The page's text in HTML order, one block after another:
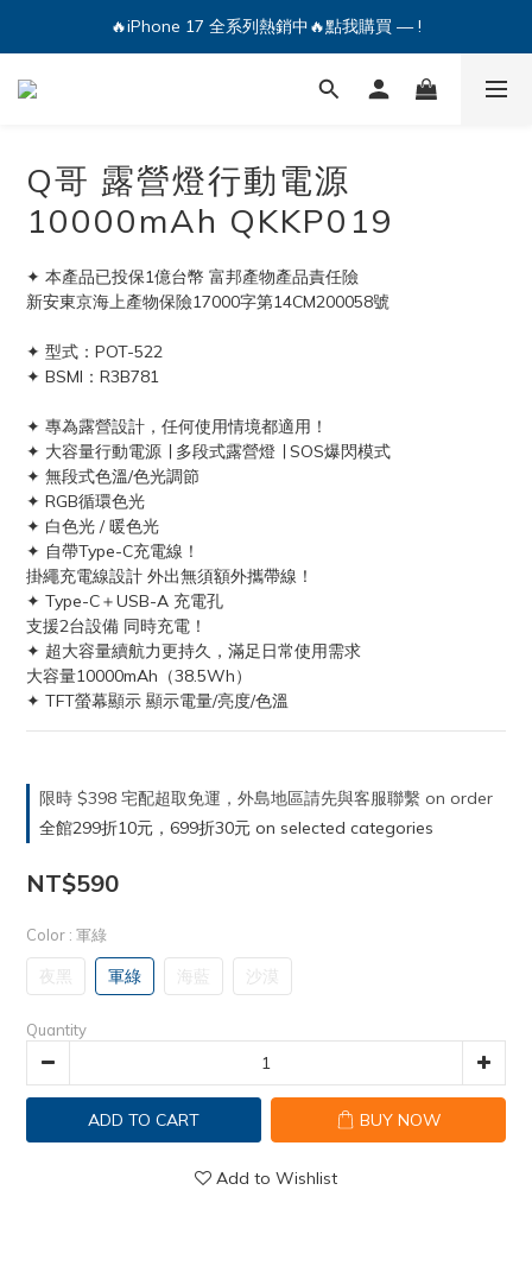
🔥iPhone 17 全系列熱銷中🔥點我購買 — !
🔥iPhone 17 全系列熱銷中🔥點我購買 — !
💕加入Q哥 Line 新好友領優惠券！🎫
Q哥 露營燈行動電源
10000mAh QKKP019
✦ 本產品已投保1億台幣 富邦產物產品責任險
新安東京海上產物保險17000字第14CM200058號
✦ 型式：POT-522
✦ BSMI：R3B781
✦ 專為露營設計，任何使用情境都適用！
✦ 大容量行動電源 ∣ 多段式露營燈 ∣ SOS爆閃模式
✦ 無段式色溫/色光調節
✦ RGB循環色光
✦ 白色光 / 暖色光
✦ 自帶Type-C充電線！
掛繩充電線設計 外出無須額外攜帶線！
✦ Type-C＋USB-A 充電孔
支援2台設備 同時充電！
✦ 超大容量續航力更持久，滿足日常使用需求
大容量10000mAh（38.5Wh）
✦ TFT螢幕顯示 顯示電量/亮度/色溫
限時 $398 宅配超取免運，外島地區請先與客服聯繫 on order
全館299折10元，699折30元 on selected categories
NT$590
Color : 軍綠
夜黑 軍綠 海藍 沙漠
Quantity
ADD TO CART BUY NOW
Add to Wishlist